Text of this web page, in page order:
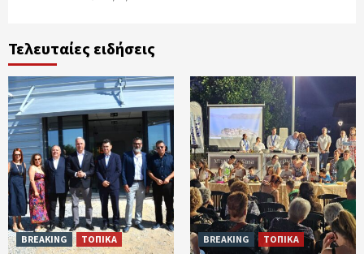
Τελευταίες ειδήσεις
BREAKING ΤΟΠΙΚΑ BREAKING ΤΟΠΙΚΑ